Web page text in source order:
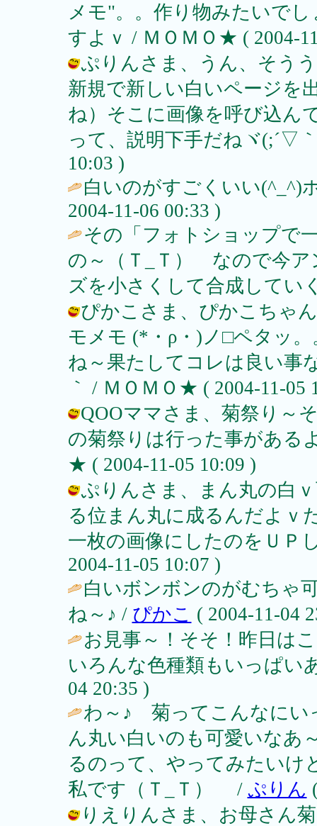
メモ"。。作り物みたいで
すよｖ / ＭＯＭＯ★ ( 2004-
ぷりんさま、うん、そう
新規で新しい白いページを
ね）そこに画像を呼び込ん
って、説明下手だねヾ(;´▽
10:03 )
白いのがすごくいい(^_^)
2004-11-06 00:33 )
その「フォトショップで
の～（Ｔ_Ｔ） なので今
ズを小さくして合成して
ぴかこさま、ぴかこちゃ
モメモ (*・ρ・)ノ□ペタッ
ね～果たしてコレは良い事
｀ / ＭＯＭＯ★ ( 2004-11-05
QOOママさま、菊祭り～
の菊祭りは行った事がある
★ ( 2004-11-05 10:09 )
ぷりんさま、まん丸の白
る位まん丸に成るんだよｖ
一枚の画像にしたのをＵＰ
2004-11-05 10:07 )
白いボンボンのがむちゃ
ね～♪ / ぴかこ ( 2004-11-04
お見事～！そそ！昨日は
いろんな色種類もいっぱい
04 20:35 )
わ～♪ 菊ってこんなにい
ん丸い白いのも可愛いなあ
るのって、やってみたいけ
私です（Ｔ_Ｔ） / ぷりん
りえりんさま、お母さん